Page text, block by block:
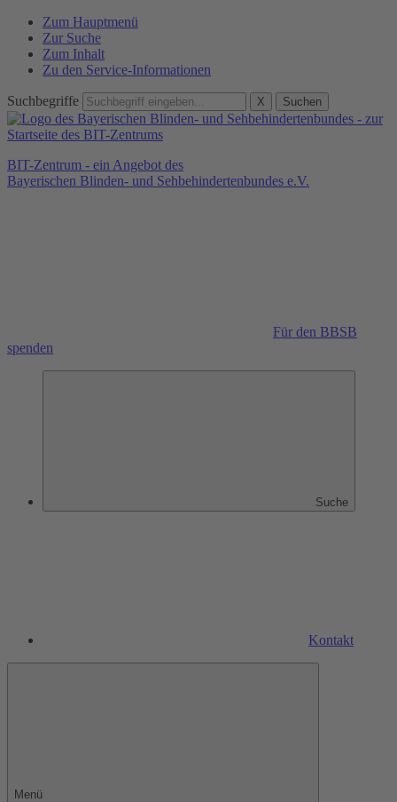
Zum Hauptmenü
Zur Suche
Zum Inhalt
Zu den Service-Informationen
Suchbegriffe X Suchen
BIT-Zentrum - ein Angebot des
Bayerischen Blinden- und Sehbehindertenbundes e.V.
Für den BBSB
spenden
Suche
Kontakt
Menü